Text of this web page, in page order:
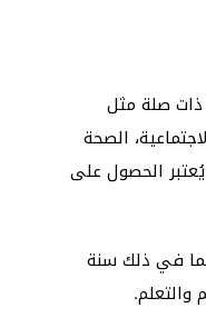
صلة مثل
الصحة
الحصول على
في ذلك سنة